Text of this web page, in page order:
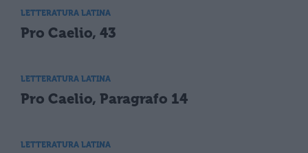
LETTERATURA LATINA
Pro Caelio, 43
LETTERATURA LATINA
Pro Caelio, Paragrafo 14
LETTERATURA LATINA